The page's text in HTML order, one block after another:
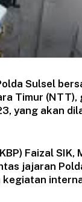
Sulsel
Timur (NTT),
yang akan
Faizal
jajaran
kegiatan